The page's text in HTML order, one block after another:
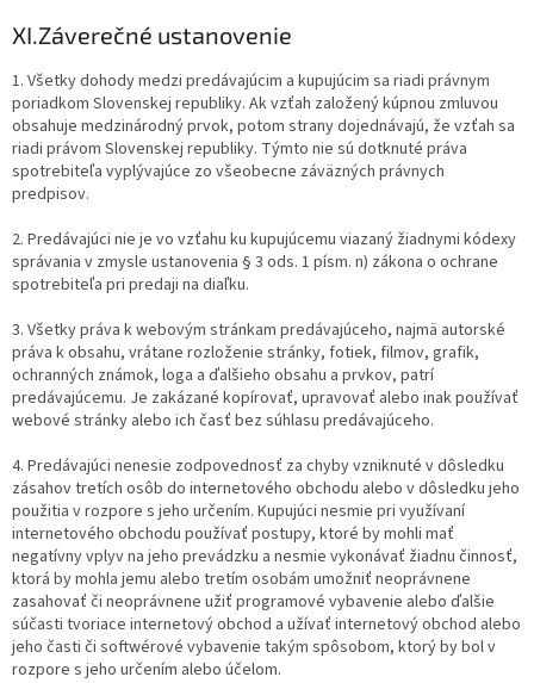
XI.Záverečné ustanovenie
1. Všetky dohody medzi predávajúcim a kupujúcim sa riadi právnym
poriadkom Slovenskej republiky. Ak vzťah založený kúpnou zmluvou
obsahuje medzinárodný prvok, potom strany dojednávajú, že vzťah sa
riadi právom Slovenskej republiky. Týmto nie sú dotknuté práva
spotrebiteľa vyplývajúce zo všeobecne záväzných právnych
predpisov.
2. Predávajúci nie je vo vzťahu ku kupujúcemu viazaný žiadnymi kódexy
správania v zmysle ustanovenia § 3 ods. 1 písm. n) zákona o ochrane
spotrebiteľa pri predaji na diaľku.
3. Všetky práva k webovým stránkam predávajúceho, najmä autorské
práva k obsahu, vrátane rozloženie stránky, fotiek, filmov, grafik,
ochranných známok, loga a ďalšieho obsahu a prvkov, patrí
predávajúcemu. Je zakázané kopírovať, upravovať alebo inak používať
webové stránky alebo ich časť bez súhlasu predávajúceho.
4. Predávajúci nenesie zodpovednosť za chyby vzniknuté v dôsledku
zásahov tretích osôb do internetového obchodu alebo v dôsledku jeho
použitia v rozpore s jeho určením. Kupujúci nesmie pri využívaní
internetového obchodu používať postupy, ktoré by mohli mať
negatívny vplyv na jeho prevádzku a nesmie vykonávať žiadnu činnosť,
ktorá by mohla jemu alebo tretím osobám umožniť neoprávnene
zasahovať či neoprávnene užiť programové vybavenie alebo ďalšie
súčasti tvoriace internetový obchod a užívať internetový obchod alebo
jeho časti či softwérové vybavenie takým spôsobom, ktorý by bol v
rozpore s jeho určením alebo účelom.